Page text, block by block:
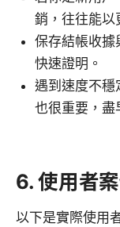
銷，往往能以
保存結帳收據
快速證明。
遇到速度不穩
也很重要，盡
6. 使用者
以下是實際使用